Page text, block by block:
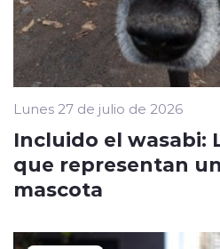
Lunes 27 de julio de 2026
Incluido el wasabi:
que representan
mascota